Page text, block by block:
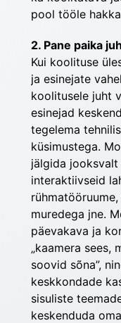
pool tööle
2. Pane paika
Kui koolituse
ja esinejate
koolitusele juht
esinejad
tegelema
küsimustega.
jälgida
interaktiivseid
muredega jne.
päevakava ja
„kaamera sees,
soovid sõna”,
keskkondade
sisuliste
keskenduda